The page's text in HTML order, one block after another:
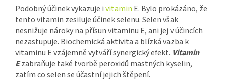
Podobný účinek vykazuje ivitamin E. Bylo prokázáno, že
tento vitamin zesiluje účinek selenu.Selen však
nesnižuje nároky na přísun vitaminu E, ani jej v účincích
nezastupuje. Biochemická aktivita a blízká vazba k
vitaminu E vzájemně vytváří synergický efekt. Vitamin
Ezabraňuje také tvorbě peroxidů mastných kyselin,
zatím co selen se účastní jejich štěpení.